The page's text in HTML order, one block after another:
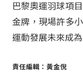
巴黎奧運羽球項
金牌，現場許多
運動發展未來成為
責任編輯：黃金倪